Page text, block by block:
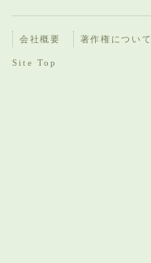
会社概要 著作権について
Site Top